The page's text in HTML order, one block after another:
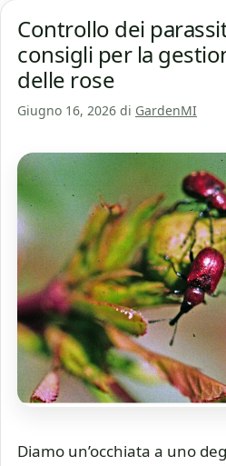
Controllo dei
consigli per la
delle rose
Giugno 16, 2026 di GardenMI
Diamo un’occhiata a uno